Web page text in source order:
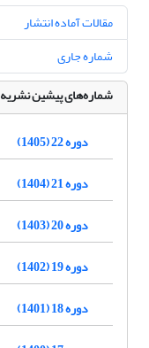
مقالات آماده انتشار
شماره جاری
شماره‌های پیشین نشریه
دوره 22 (1405)
دوره 21 (1404)
دوره 20 (1403)
دوره 19 (1402)
دوره 18 (1401)